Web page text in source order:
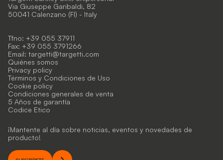
Via Giuseppe Garibaldi, 82
50041 Calenzano (FI) - Italy
Tfno: +39 055 37911
Fax: +39 055 3791266
Email: targetti@targetti.com
Quiénes somos
Privacy policy
Términos y Condiciones de Uso
Cookie policy
Condiciones generales de venta
5 Años de garantía
Codice Etico
¡Mantente al día sobre noticias, eventos y novedades de
producto!